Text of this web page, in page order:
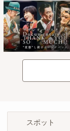
スポット